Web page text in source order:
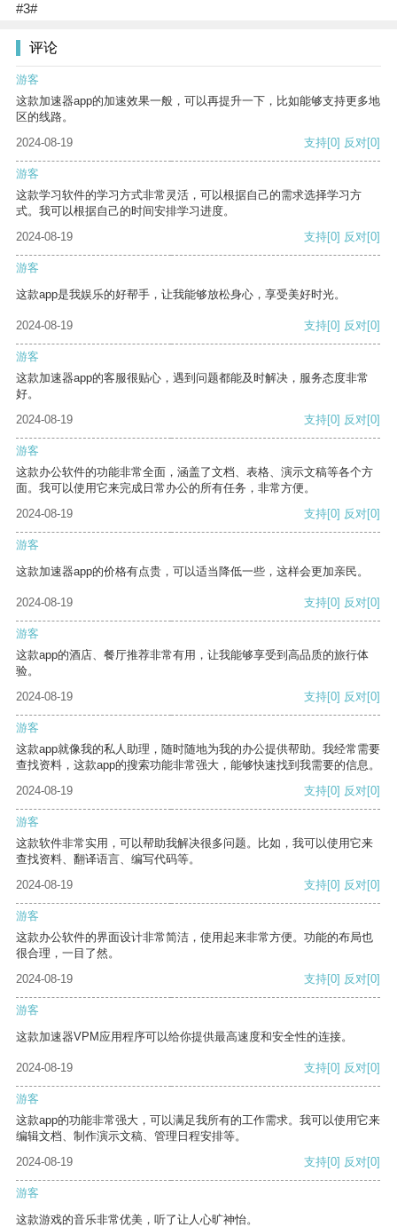
#3#
评论
游客
这款加速器app的加速效果一般，可以再提升一下，比如能够支持更多地
区的线路。
2024-08-19
支持[0] 反对[0]
游客
这款学习软件的学习方式非常灵活，可以根据自己的需求选择学习方
式。我可以根据自己的时间安排学习进度。
2024-08-19
支持[0] 反对[0]
游客
这款app是我娱乐的好帮手，让我能够放松身心，享受美好时光。
2024-08-19 支持[0] 反对[0]
游客
这款加速器app的客服很贴心，遇到问题都能及时解决，服务态度非常
好。
2024-08-19
支持[0] 反对[0]
游客
这款办公软件的功能非常全面，涵盖了文档、表格、演示文稿等各个方
面。我可以使用它来完成日常办公的所有任务，非常方便。
2024-08-19
支持[0] 反对[0]
游客
这款加速器app的价格有点贵，可以适当降低一些，这样会更加亲民。
2024-08-19 支持[0] 反对[0]
游客
这款app的酒店、餐厅推荐非常有用，让我能够享受到高品质的旅行体
验。
2024-08-19
支持[0] 反对[0]
游客
这款app就像我的私人助理，随时随地为我的办公提供帮助。我经常需要
查找资料，这款app的搜索功能非常强大，能够快速找到我需要的信息。
2024-08-19
支持[0] 反对[0]
游客
这款软件非常实用，可以帮助我解决很多问题。比如，我可以使用它来
查找资料、翻译语言、编写代码等。
2024-08-19
支持[0] 反对[0]
游客
这款办公软件的界面设计非常简洁，使用起来非常方便。功能的布局也
很合理，一目了然。
2024-08-19
支持[0] 反对[0]
游客
这款加速器VPM应用程序可以给你提供最高速度和安全性的连接。
2024-08-19 支持[0] 反对[0]
游客
这款app的功能非常强大，可以满足我所有的工作需求。我可以使用它来
编辑文档、制作演示文稿、管理日程安排等。
2024-08-19
支持[0] 反对[0]
游客
这款游戏的音乐非常优美，听了让人心旷神怡。